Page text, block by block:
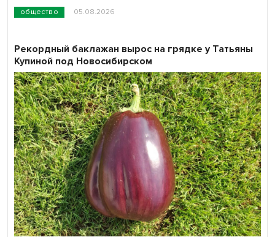
общество 05.08.2026
Рекордный баклажан вырос на грядке у Татьяны
Купиной под Новосибирском